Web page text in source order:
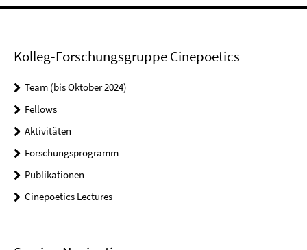
Kolleg-Forschungsgruppe Cinepoetics
Team (bis Oktober 2024)
Fellows
Aktivitäten
Forschungsprogramm
Publikationen
Cinepoetics Lectures